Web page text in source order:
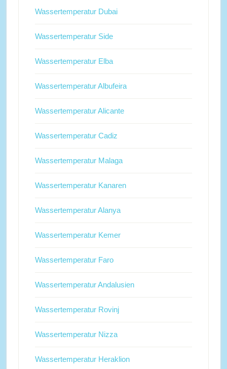
Wassertemperatur Dubai
Wassertemperatur Side
Wassertemperatur Elba
Wassertemperatur Albufeira
Wassertemperatur Alicante
Wassertemperatur Cadiz
Wassertemperatur Malaga
Wassertemperatur Kanaren
Wassertemperatur Alanya
Wassertemperatur Kemer
Wassertemperatur Faro
Wassertemperatur Andalusien
Wassertemperatur Rovinj
Wassertemperatur Nizza
Wassertemperatur Heraklion